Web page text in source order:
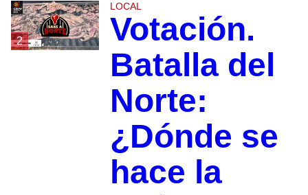
2
LOCAL
Votación.
Batalla del
Norte:
¿Dónde se
hace la